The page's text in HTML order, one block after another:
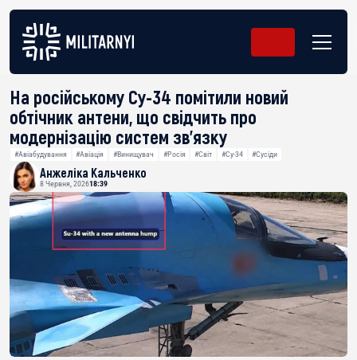
На російському Су-34 помітили новий
обтічник антени, що свідчить про
модернізацію систем зв’язку
#Авіабудування #Авіація #Винищувач #Росія #Світ #Су-34 #Сусіди
Анжеліка Кальченко
8 Червня, 202618:39